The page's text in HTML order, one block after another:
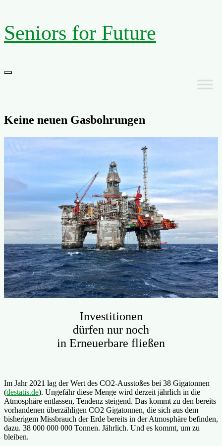
Zum
Inhalt
springen
Seniors for Future
Primäres
Keine neuen Gasbohrungen
Investitionen
dürfen nur noch
in Erneuerbare fließen
Im Jahr 2021 lag der Wert des CO2-Ausstoßes bei 38 Gigatonnen
(destatis.de). Ungefähr diese Menge wird derzeit jährlich in die
Atmosphäre entlassen, Tendenz steigend. Das kommt zu den bereits
vorhandenen überzähligen CO2 Gigatonnen, die sich aus dem
bisherigem Missbrauch der Erde bereits in der Atmosphäre befinden,
dazu. 38 000 000 000 Tonnen. Jährlich. Und es kommt, um zu
bleiben.